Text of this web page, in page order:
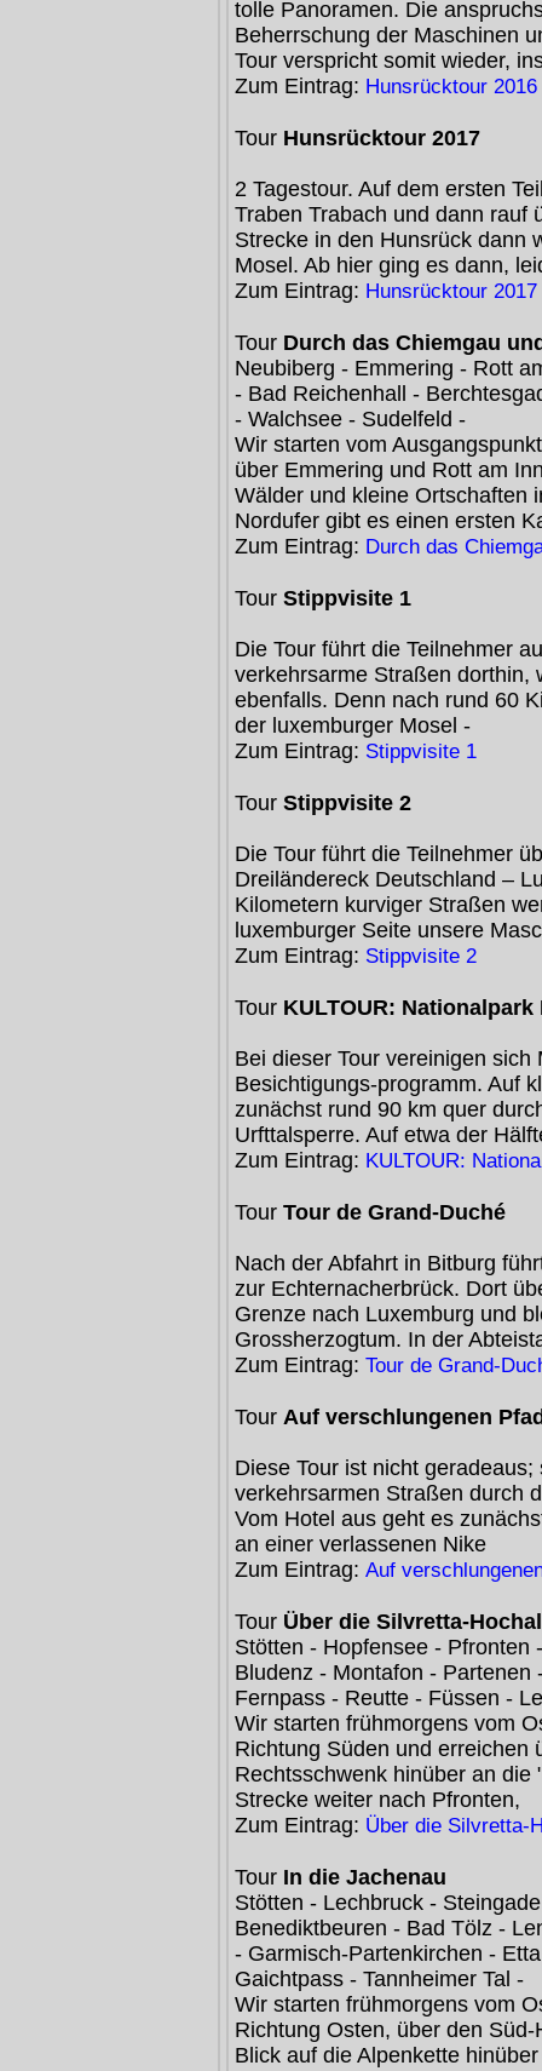
tolle Panoramen. Die
Beherrschung der Maschinen
Tour verspricht somit wieder,
Zum Eintrag: Hunsrücktour 2016
Tour Hunsrücktour 2017
2 Tagestour. Auf dem ersten
Traben Trabach und dann rauf
Strecke in den Hunsrück dann
Mosel. Ab hier ging es dann,
Zum Eintrag: Hunsrücktour 2017
Tour Durch das Chiemgau
Neubiberg - Emmering - Rott
- Bad Reichenhall -
- Walchsee - Sudelfeld -
Wir starten vom
über Emmering und Rott am
Wälder und kleine Ortschaften
Nordufer gibt es einen ersten
Zum Eintrag: Durch das
Tour Stippvisite 1
Die Tour führt die Teilnehmer
verkehrsarme Straßen dorthin,
ebenfalls. Denn nach rund 60
der luxemburger Mosel -
Zum Eintrag: Stippvisite 1
Tour Stippvisite 2
Die Tour führt die Teilnehmer
Dreiländereck Deutschland –
Kilometern kurviger Straßen
luxemburger Seite unsere
Zum Eintrag: Stippvisite 2
Tour KULTOUR: Nationalpark
Bei dieser Tour vereinigen
Besichtigungs-programm. Auf
zunächst rund 90 km quer
Urfttalsperre. Auf etwa der
Zum Eintrag: KULTOUR:
Tour Tour de Grand-Duché
Nach der Abfahrt in Bitburg
zur Echternacherbrück. Dort
Grenze nach Luxemburg und
Grossherzogtum. In der
Zum Eintrag: Tour de Grand-
Tour Auf verschlungenen
Diese Tour ist nicht
verkehrsarmen Straßen durch
Vom Hotel aus geht es
an einer verlassenen Nike
Zum Eintrag: Auf
Tour Über die Silvretta-
Stötten - Hopfensee - Pfronten
Bludenz - Montafon -
Fernpass - Reutte - Füssen -
Wir starten frühmorgens vom
Richtung Süden und erreichen
Rechtsschwenk hinüber an
Strecke weiter nach Pfronten,
Zum Eintrag: Über die Silvretta-
Tour In die Jachenau
Stötten - Lechbruck -
Benediktbeuren - Bad Tölz -
- Garmisch-Partenkirchen -
Gaichtpass - Tannheimer Tal -
Wir starten frühmorgens vom
Richtung Osten, über den
Blick auf die Alpenkette